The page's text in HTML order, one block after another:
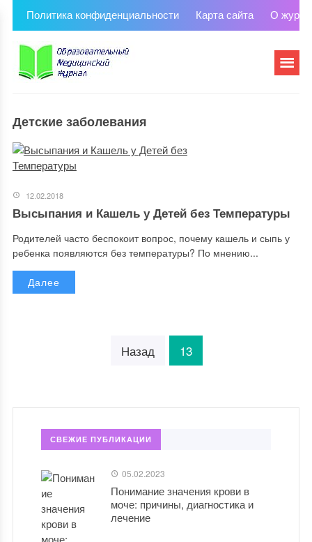
Политика конфиденциальности Карта сайта О
Детские заболевания
12.02.2018
Высыпания и Кашель у Детей без Температуры
Родителей часто беспокоит вопрос, почему кашель и сыпь у
ребенка появляются без температуры? По мнению...
Далее
Назад 13
СВЕЖИЕ ПУБЛИКАЦИИ
05.02.2023
Понимание значения крови в
моче: причины, диагностика и
лечение